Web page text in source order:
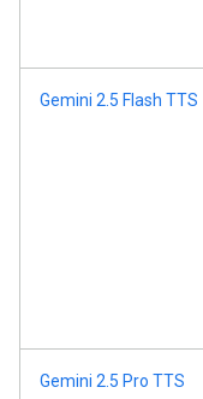
Gemini 2.5 Flash TTS
Gemini 2.5 Pro TTS